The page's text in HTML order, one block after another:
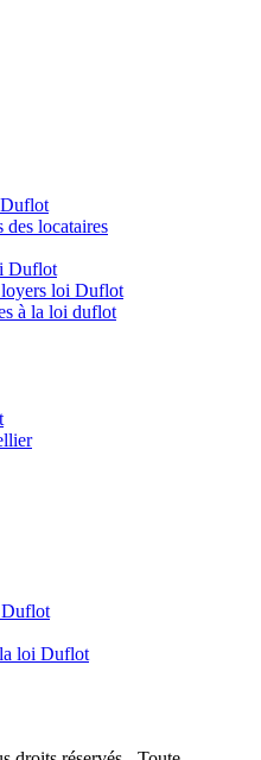
des locataires
Duflot
loi Duflot
à la loi duflot
Duflot
la loi Duflot